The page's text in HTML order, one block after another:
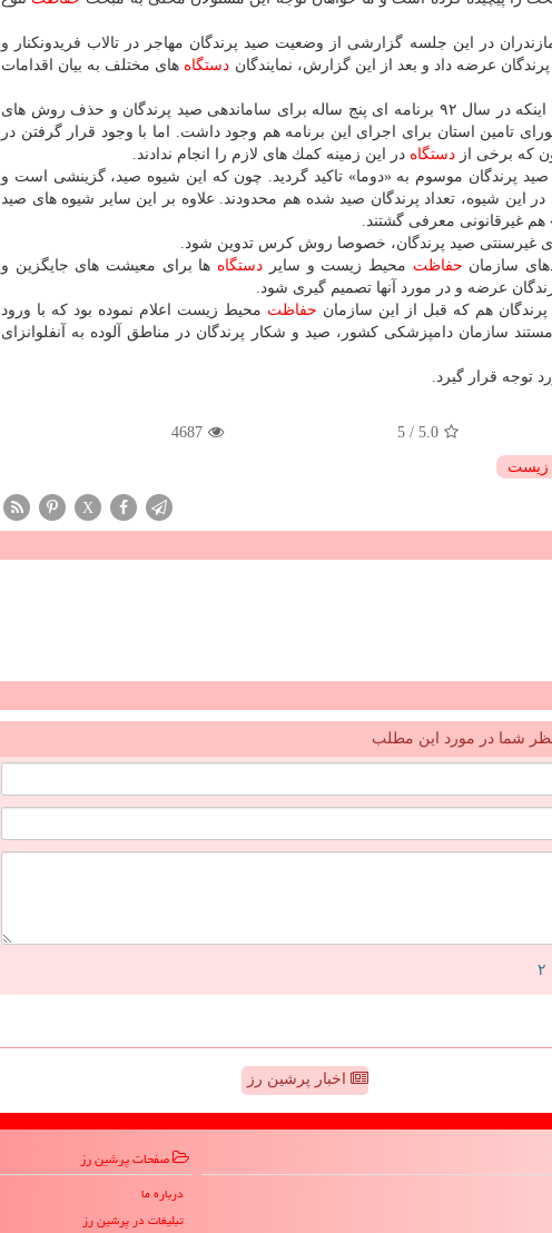
در این جلسه گزارشی از وضعیت صید پرندگان مهاجر در تالاب فریدونكنار و
عرضه داد و بعد از این گزارش، نمایندگان دستگاه های مختلف به بیان اقدامات
محیط زیست استان مازندران با اشاره به اینكه در سال ۹۲ برنامه ای پنج ساله برای ساماندهی صید پرندگان و حذف روش های
تامین استان برای اجرای این برنامه هم وجود داشت. اما با وجود قرار گرفتن در
كه برخی از دستگاه در این زمینه كمك های لازم را انجام ندادند.
پرندگان موسوم به «دوما» تاكید گردید. چون كه این شیوه صید، گزینشی است و
این شیوه، تعداد پرندگان صید شده هم محدودند. علاوه بر این سایر شیوه های صید
غیرقانونی معرفی گشتند.
غیرسنتی صید پرندگان، خصوصا روش كرس تدوین شود.
سازمان حفاظت محیط زیست و سایر دستگاه ها برای معیشت های جایگزین و
عرضه و در مورد آنها تصمیم گیری شود.
پرندگان هم كه قبل از این سازمان حفاظت محیط زیست اعلام نموده بود كه با ورود
سازمان دامپزشكی كشور، صید و شكار پرندگان در مناطق آلوده به آنفلوانزای
توجه قرار گیرد.
5.0
/
5
4687
زیست
X
شما در مورد این مطلب
اخبار پرشین رز
صفحات پرشین رز
درباره ما
تبلیغات در پرشین رز